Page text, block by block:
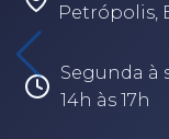
Petrópolis,
Segunda à
14h às 17h